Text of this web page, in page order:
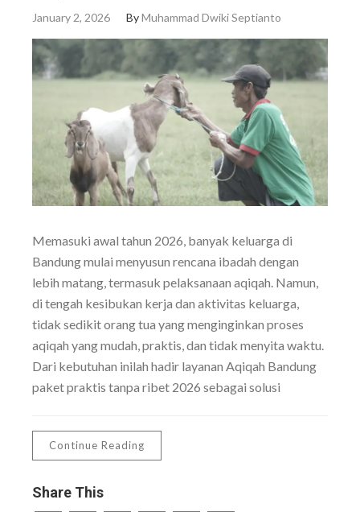
January 2, 2026 ByMuhammad Dwiki Septianto
Memasuki awal tahun 2026, banyak keluarga di
Bandung mulai menyusun rencana ibadah dengan
lebih matang, termasuk pelaksanaan aqiqah. Namun,
di tengah kesibukan kerja dan aktivitas keluarga,
tidak sedikit orang tua yang menginginkan proses
aqiqah yang mudah, praktis, dan tidak menyita waktu.
Dari kebutuhan inilah hadir layanan Aqiqah Bandung
paket praktis tanpa ribet 2026 sebagai solusi
Continue Reading
Share This